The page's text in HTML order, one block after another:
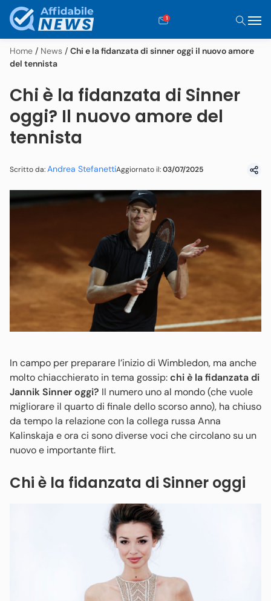
1
Home / News / Chi e la fidanzata di sinner oggi il nuovo amore
del tennista
Chi è la fidanzata di Sinner
oggi? Il nuovo amore del
tennista
Scritto da:Andrea StefanettiAggiornato il:03/07/2025
In campo per preparare l’inizio di Wimbledon, ma anche
molto chiacchierato in tema gossip:chi è la fidanzata di
Jannik Sinner oggi? Il numero uno al mondo (che vuole
migliorare il quarto di finale dello scorso anno), ha chiuso
da tempo la relazione con la collega russa Anna
Kalinskaja e ora ci sono diverse voci che circolano su un
nuovo e importante flirt.
Chi è la fidanzata di Sinner oggi